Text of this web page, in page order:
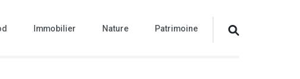
Immobilier Nature Patrimoine